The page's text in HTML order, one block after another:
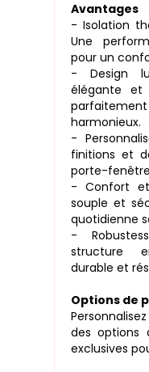
Avantages
- Isolation
Une
pour un
- Design
élégante et
harmonieux.
-
finitions et
porte-
- Confort
souple et
quotidienne
-
structure
durable et
Options de
des options
exclusives